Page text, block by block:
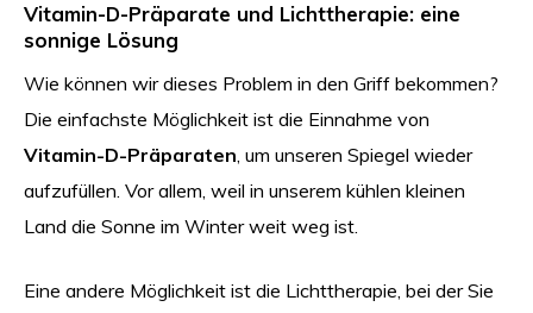
Vitamin-D-Präparate und Lichttherapie: eine
sonnige Lösung
Wie können wir dieses Problem in den Griff bekommen?
Die einfachste Möglichkeit ist die Einnahme von
Vitamin-D-Präparaten, um unseren Spiegel wieder
aufzufüllen. Vor allem, weil in unserem kühlen kleinen
Land die Sonne im Winter weit weg ist.
Eine andere Möglichkeit ist die Lichttherapie, bei der Sie